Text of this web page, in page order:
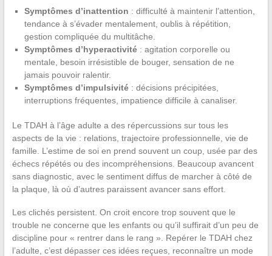
Symptômes d’inattention : difficulté à maintenir l’attention,
tendance à s’évader mentalement, oublis à répétition,
gestion compliquée du multitâche.
Symptômes d’hyperactivité: agitation corporelle ou
mentale, besoin irrésistible de bouger, sensation de ne
jamais pouvoir ralentir.
Symptômes d’impulsivité: décisions précipitées,
interruptions fréquentes, impatience difficile à canaliser.
Le TDAH à l’âge adulte a des répercussions sur tous les
aspects de la vie : relations, trajectoire professionnelle, vie de
famille. L’estime de soi en prend souvent un coup, usée par des
échecs répétés ou des incompréhensions. Beaucoup avancent
sans diagnostic, avec le sentiment diffus de marcher à côté de
la plaque, là où d’autres paraissent avancer sans effort.
Les clichés persistent. On croit encore trop souvent que le
trouble ne concerne que les enfants ou qu’il suffirait d’un peu de
discipline pour « rentrer dans le rang ». Repérer le TDAH chez
l’adulte, c’est dépasser ces idées reçues, reconnaître un mode